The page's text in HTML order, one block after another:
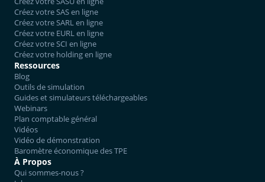
Créez votre SAS en ligne
Créez votre SARL en ligne
Créez votre EURL en ligne
Créez votre SCI en ligne
Créez votre holding en ligne
Ressources
Blog
Outils de simulation
Guides et simulateurs téléchargeables
Webinars
Plan comptable général
Vidéos
Vidéo de démonstration
Baromètre économique des TPE
À Propos
Qui sommes-nous ?